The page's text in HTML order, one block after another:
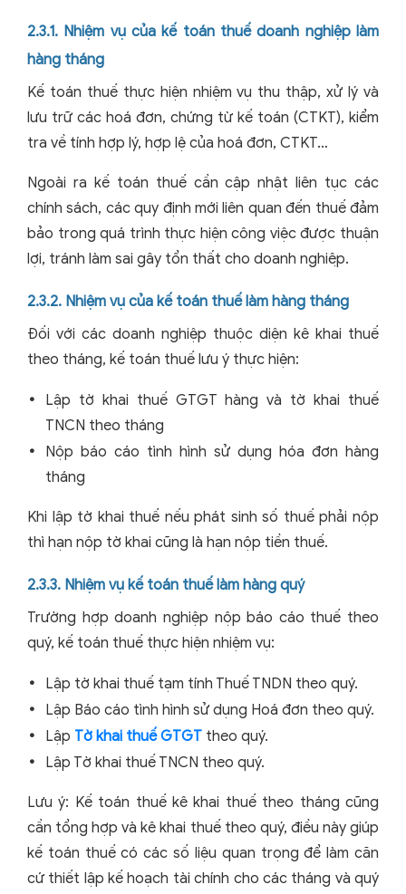
2.3.1. Nhiệm vụ của kế toán thuế doanh nghiệp làm
hàng tháng
Kế toán thuế thực hiện nhiệm vụ thu thập, xử lý và
lưu trữ các hoá đơn, chứng từ kế toán (CTKT), kiểm
tra về tính hợp lý, hợp lệ của hoá đơn, CTKT…
Ngoài ra kế toán thuế cần cập nhật liên tục các
chính sách, các quy định mới liên quan đến thuế đảm
bảo trong quá trình thực hiện công việc được thuận
lợi, tránh làm sai gây tổn thất cho doanh nghiệp.
2.3.2. Nhiệm vụ của kế toán thuế làm hàng tháng
Đối với các doanh nghiệp thuộc diện kê khai thuế
theo tháng, kế toán thuế lưu ý thực hiện:
Lập tờ khai thuế GTGT hàng và tờ khai thuế
TNCN theo tháng
Nộp báo cáo tình hình sử dụng hóa đơn hàng
tháng
Khi lập tờ khai thuế nếu phát sinh số thuế phải nộp
thì hạn nộp tờ khai cũng là hạn nộp tiền thuế.
2.3.3. Nhiệm vụ kế toán thuế làm hàng quý
Trường hợp doanh nghiệp nộp báo cáo thuế theo
quý, kế toán thuế thực hiện nhiệm vụ:
Lập tờ khai thuế tạm tính Thuế TNDN theo quý.
Lập Báo cáo tình hình sử dụng Hoá đơn theo quý.
Lập Tờ khai thuế GTGT theo quý.
Lập Tờ khai thuế TNCN theo quý.
Lưu ý: Kế toán thuế kê khai thuế theo tháng cũng
cần tổng hợp và kê khai thuế theo quý, điều này giúp
kế toán thuế có các số liệu quan trọng để làm căn
cứ thiết lập kế hoạch tài chính cho các tháng và quý